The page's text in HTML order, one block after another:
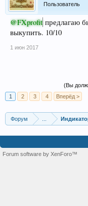
Пользователь
@FXprofit предлагаю
выкупить. 10/10
1 июн 2017
(Вы
1
2 3 4 Вперёд >
Форум
Forum software by XenForo™